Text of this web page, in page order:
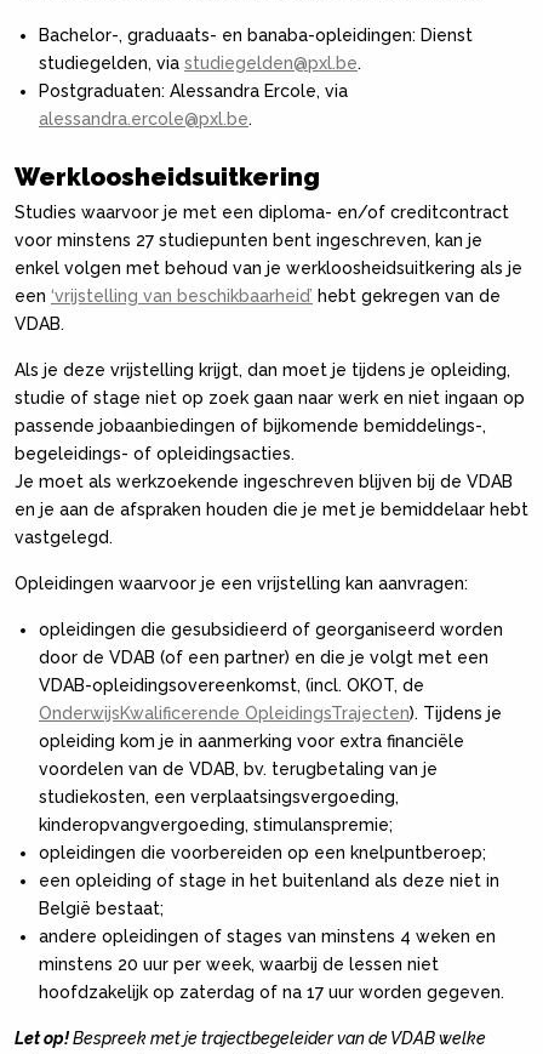
Bachelor-, graduaats- en banaba-opleidingen: Dienst
studiegelden, via studiegelden@pxl.be.
Postgraduaten: Alessandra Ercole, via
alessandra.ercole@pxl.be.
Werkloosheidsuitkering
Studies waarvoor je met een diploma- en/of creditcontract
voor minstens 27 studiepunten bent ingeschreven, kan je
enkel volgen met behoud van je werkloosheidsuitkering als je
een ‘vrijstelling van beschikbaarheid’ hebt gekregen van de
VDAB.
Als je deze vrijstelling krijgt, dan moet je tijdens je opleiding,
studie of stage niet op zoek gaan naar werk en niet ingaan op
passende jobaanbiedingen of bijkomende bemiddelings-,
begeleidings- of opleidingsacties.
Je moet als werkzoekende ingeschreven blijven bij de VDAB
en je aan de afspraken houden die je met je bemiddelaar hebt
vastgelegd.
Opleidingen waarvoor je een vrijstelling kan aanvragen:
opleidingen die gesubsidieerd of georganiseerd worden
door de VDAB (of een partner) en die je volgt met een
VDAB-opleidingsovereenkomst, (incl. OKOT, de
OnderwijsKwalificerende OpleidingsTrajecten). Tijdens je
opleiding kom je in aanmerking voor extra financiële
voordelen van de VDAB, bv. terugbetaling van je
studiekosten, een verplaatsingsvergoeding,
kinderopvangvergoeding, stimulanspremie;
opleidingen die voorbereiden op een knelpuntberoep;
een opleiding of stage in het buitenland als deze niet in
België bestaat;
andere opleidingen of stages van minstens 4 weken en
minstens 20 uur per week, waarbij de lessen niet
hoofdzakelijk op zaterdag of na 17 uur worden gegeven.
Let op!Bespreek met je trajectbegeleider van de VDAB welke